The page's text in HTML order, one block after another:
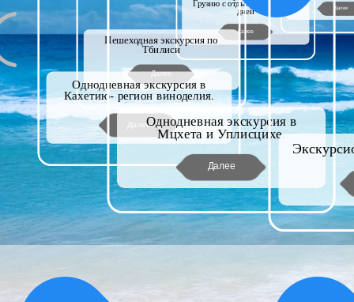
Однодневная экскурсия в
Мцхета и Уплисцихе.
Далее
Однодневная экскурсия в
Кахетию- регион виноделия.
Далее
Пешеходная экскурсия по
Тбилиси
Далее
Грузию с отдыхом на море- 8
дней
Далее
Далее